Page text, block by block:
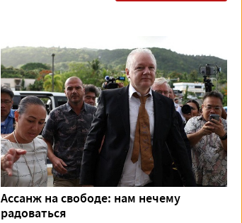
Ассанж на свободе: нам нечему
радоваться